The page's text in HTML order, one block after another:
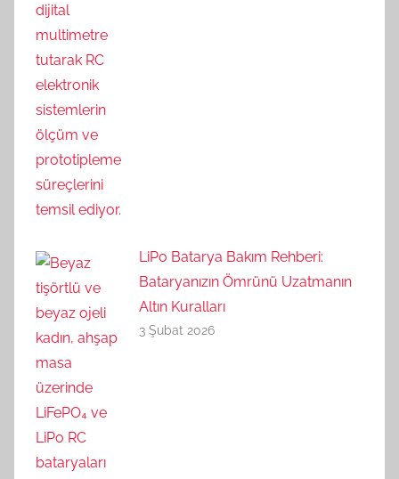
LiPo Batarya Bakım Rehberi:
Bataryanızın Ömrünü Uzatmanın
Altın Kuralları
3 Şubat 2026